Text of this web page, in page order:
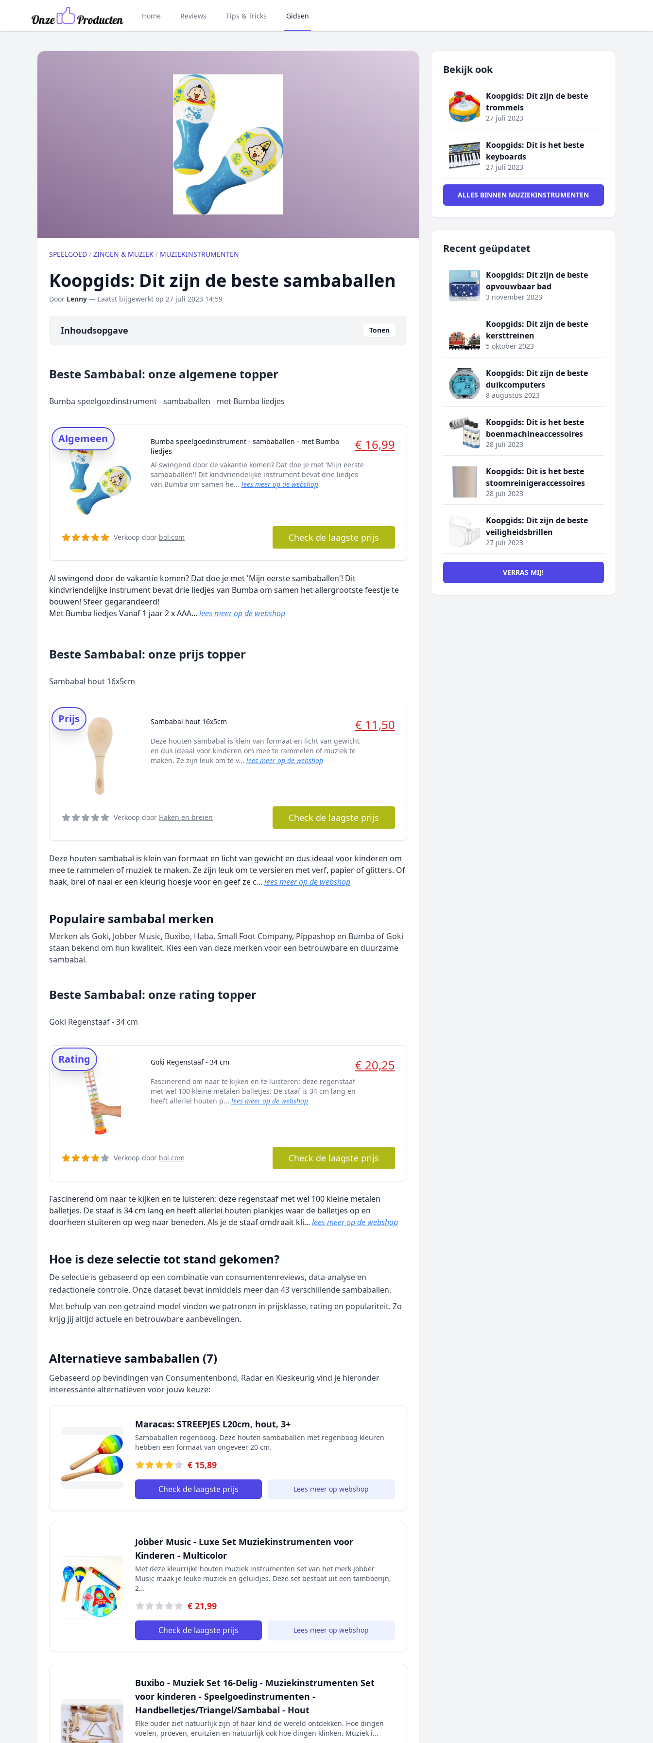
Home Reviews Tips & Tricks Gidsen
SPEELGOED / ZINGEN & MUZIEK / MUZIEKINSTRUMENTEN
Koopgids: Dit zijn de beste sambaballen
Door Lenny — Laatst bijgewerkt op 27 juli 2023 14:59
Inhoudsopgave Tonen
Onze algemene topper
Populaire merken
Rating topper
Onderzoeksmethode
Alternatieven
Prijsniveaus
Beste Sambabal: onze algemene topper
Bumba speelgoedinstrument - sambaballen - met Bumba liedjes
Algemeen
Bumba speelgoedinstrument - sambaballen - met Bumba
liedjes
€ 16,99
Al swingend door de vakantie komen? Dat doe je met 'Mijn eerste
sambaballen'! Dit kindvriendelijke instrument bevat drie liedjes
van Bumba om samen he... lees meer op de webshop
Verkoop door bol.com Check de laagste prijs
Al swingend door de vakantie komen? Dat doe je met 'Mijn eerste sambaballen'! Dit
kindvriendelijke instrument bevat drie liedjes van Bumba om samen het allergrootste feestje te
bouwen! Sfeer gegarandeerd!
Met Bumba liedjes Vanaf 1 jaar 2 x AAA... lees meer op de webshop
Beste Sambabal: onze prijs topper
Sambabal hout 16x5cm
Prijs Sambabal hout 16x5cm € 11,50
Deze houten sambabal is klein van formaat en licht van gewicht
en dus ideaal voor kinderen om mee te rammelen of muziek te
maken. Ze zijn leuk om te v... lees meer op de webshop
Verkoop door Haken en breien Check de laagste prijs
Deze houten sambabal is klein van formaat en licht van gewicht en dus ideaal voor kinderen om
mee te rammelen of muziek te maken. Ze zijn leuk om te versieren met verf, papier of glitters. Of
haak, brei of naai er een kleurig hoesje voor en geef ze c... lees meer op de webshop
Populaire sambabal merken
Merken als Goki, Jobber Music, Buxibo, Haba, Small Foot Company, Pippashop en Bumba of Goki
staan bekend om hun kwaliteit. Kies een van deze merken voor een betrouwbare en duurzame
sambabal.
Beste Sambabal: onze rating topper
Goki Regenstaaf - 34 cm
Rating Goki Regenstaaf - 34 cm € 20,25
Fascinerend om naar te kijken en te luisteren: deze regenstaaf
met wel 100 kleine metalen balletjes. De staaf is 34 cm lang en
heeft allerlei houten p... lees meer op de webshop
Verkoop door bol.com Check de laagste prijs
Fascinerend om naar te kijken en te luisteren: deze regenstaaf met wel 100 kleine metalen
balletjes. De staaf is 34 cm lang en heeft allerlei houten plankjes waar de balletjes op en
doorheen stuiteren op weg naar beneden. Als je de staaf omdraait kli... lees meer op de webshop
Hoe is deze selectie tot stand gekomen?
De selectie is gebaseerd op een combinatie van consumentenreviews, data‑analyse en
redactionele controle. Onze dataset bevat inmiddels meer dan 43 verschillende sambaballen.
Met behulp van een getraind model vinden we patronen in prijsklasse, rating en populariteit. Zo
krijg jij altijd actuele en betrouwbare aanbevelingen.
Alternatieve sambaballen (7)
Gebaseerd op bevindingen van Consumentenbond, Radar en Kieskeurig vind je hieronder
interessante alternatieven voor jouw keuze:
Maracas: STREEPJES L20cm, hout, 3+
Sambaballen regenboog. Deze houten sambaballen met regenboog kleuren
hebben een formaat van ongeveer 20 cm.
€ 15,89
Check de laagste prijs Lees meer op webshop
Jobber Music - Luxe Set Muziekinstrumenten voor
Kinderen - Multicolor
Met deze kleurrijke houten muziek instrumenten set van het merk Jobber
Music maak je leuke muziek en geluidjes. Deze set bestaat uit een tamboerijn,
2...
€ 21,99
Check de laagste prijs Lees meer op webshop
Buxibo - Muziek Set 16-Delig - Muziekinstrumenten Set
voor kinderen - Speelgoedinstrumenten -
Handbelletjes/Triangel/Sambabal - Hout
Elke ouder ziet natuurlijk zijn of haar kind de wereld ontdekken. Hoe dingen
voelen, proeven, eruitzien en natuurlijk ook hoe dingen klinken. Muziek i...
Bekijk ook
Koopgids: Dit zijn de beste
trommels
27 juli 2023
Koopgids: Dit is het beste
keyboards
27 juli 2023
ALLES BINNEN MUZIEKINSTRUMENTEN
Recent geüpdatet
Koopgids: Dit zijn de beste
opvouwbaar bad
3 november 2023
Koopgids: Dit zijn de beste
kersttreinen
5 oktober 2023
Koopgids: Dit zijn de beste
duikcomputers
8 augustus 2023
Koopgids: Dit is het beste
boenmachineaccessoires
28 juli 2023
Koopgids: Dit is het beste
stoomreinigeraccessoires
28 juli 2023
Koopgids: Dit zijn de beste
veiligheidsbrillen
27 juli 2023
VERRAS MIJ!